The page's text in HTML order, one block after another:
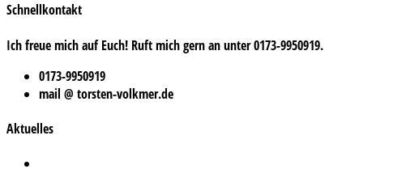
Schnellkontakt
Ich freue mich auf Euch! Ruft mich gern an unter 0173-9950919.
0173-9950919
mail @ torsten-volkmer.de
Aktuelles